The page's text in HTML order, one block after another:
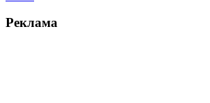
Реклама